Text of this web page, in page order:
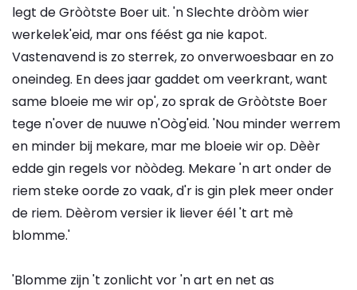
legt de Gròòtste Boer uit. 'n Slechte dròòm wier
werkelek'eid, mar ons féést ga nie kapot.
Vastenavend is zo sterrek, zo onverwoesbaar en zo
oneindeg. En dees jaar gaddet om veerkrant, want
same bloeie me wir op', zo sprak de Gròòtste Boer
tege n'over de nuuwe n'Oòg'eid. 'Nou minder werrem
en minder bij mekare, mar me bloeie wir op. Dèèr
edde gin regels vor nòòdeg. Mekare 'n art onder de
riem steke oorde zo vaak, d'r is gin plek meer onder
de riem. Dèèrom versier ik liever éél 't art mè
blomme.'
'Blomme zijn 't zonlicht vor 'n art en net as